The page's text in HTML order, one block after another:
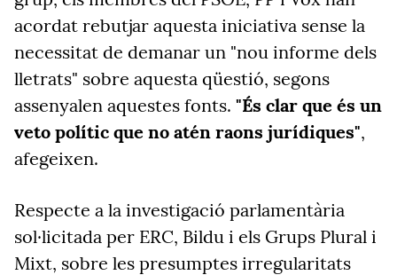
acordat rebutjar aquesta iniciativa sense la
necessitat de demanar un "nou informe dels
lletrats" sobre aquesta qüestió, segons
assenyalen aquestes fonts. "És clar que és un
veto polític que no atén raons jurídiques",
afegeixen.
Respecte a la investigació parlamentària
sol·licitada per ERC, Bildu i els Grups Plural i
Mixt, sobre les presumptes irregularitats